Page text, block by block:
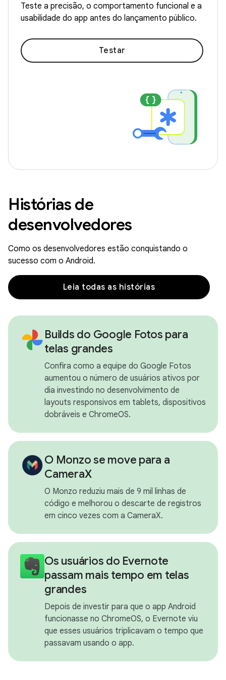
Teste a precisão, o comportamento funcional e a
usabilidade do app antes do lançamento público.
Testar
Histórias de
desenvolvedores
Como os desenvolvedores estão conquistando o
sucesso com o Android.
Leia todas as histórias
Builds do Google Fotos para
telas grandes
Confira como a equipe do Google Fotos
aumentou o número de usuários ativos por
dia investindo no desenvolvimento de
layouts responsivos em tablets, dispositivos
dobráveis e ChromeOS.
O Monzo se move para a
CameraX
O Monzo reduziu mais de 9 mil linhas de
código e melhorou o descarte de registros
em cinco vezes com a CameraX.
Os usuários do Evernote
passam mais tempo em telas
grandes
Depois de investir para que o app Android
funcionasse no ChromeOS, o Evernote viu
que esses usuários triplicavam o tempo que
passavam usando o app.